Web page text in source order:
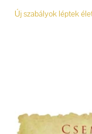
Új szabályok léptek